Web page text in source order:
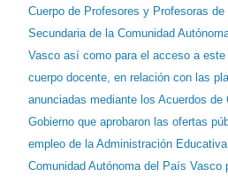
Cuerpo de Profesores y Profesoras de
Secundaria de la Comunidad
Vasco así como para el acceso a
cuerpo docente, en relación con las
anunciadas mediante los Acuerdos de
Gobierno que aprobaron las ofertas
empleo de la Administración
Comunidad Autónoma del País Vasco